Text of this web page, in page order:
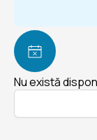
Nu există